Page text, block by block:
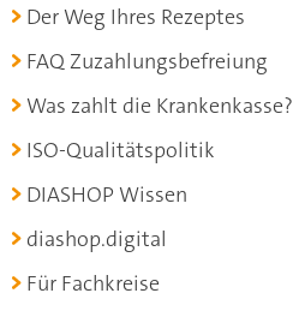
Der Weg Ihres Rezeptes
FAQ Zuzahlungsbefreiung
Was zahlt die Krankenkasse?
ISO-Qualitätspolitik
DIASHOP Wissen
diashop.digital
Für Fachkreise